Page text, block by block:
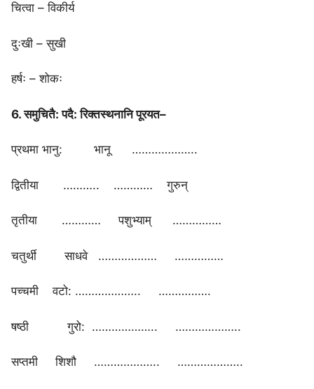
चित्वा – विकीर्य
दुःखी – सुखी
हर्षः – शोकः
6. समुचितै: पदै: रिक्तस्थनानि पूरयत–
प्रथमा भानु: भानू ………………..
द्वितीया ……….. ………… गुरुन्
तृतीया ………… पशुभ्याम् ……………
चतुर्थी साधवे ……………… ……………
पच्चमी वटो: ……………….. …………….
षष्ठी गुरो: ……………….. ………………..
सप्तमी शिशौ ……………….. ………………..